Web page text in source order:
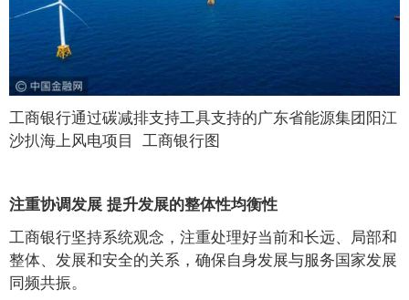
工商银行通过碳减排支持工具支持的广东省能源集团阳江
沙扒海上风电项目 工商银行图
注重协调发展 提升发展的整体性均衡性
工商银行坚持系统观念，注重处理好当前和长远、局部和
整体、发展和安全的关系，确保自身发展与服务国家发展
同频共振。